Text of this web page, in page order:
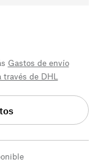
Gastos de envío
de DHL